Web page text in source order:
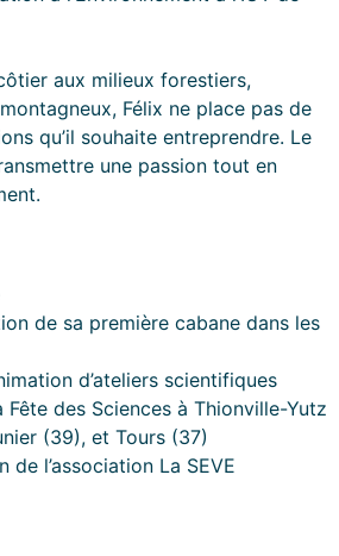
aux milieux forestiers,
Félix ne place pas de
qu’il souhaite entreprendre. Le
une passion tout en
de sa première cabane dans les
d’ateliers scientifiques
des Sciences à Thionville-Yutz
(39), et Tours (37)
de l’association La SEVE